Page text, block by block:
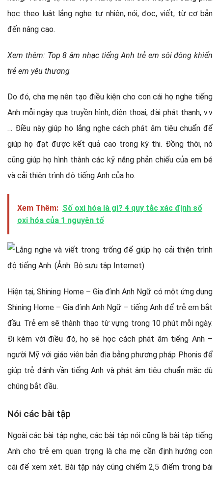
học theo luật lắng nghe tự nhiên, nói, đọc, viết, từ cơ bản
đến nâng cao.
Xem thêm: Top 8 âm nhạc tiếng Anh trẻ em sôi động khiến
trẻ em yêu thương
Do đó, cha mẹ nên tạo điều kiện cho con cái họ nghe tiếng
Anh mỗi ngày qua truyền hình, điện thoại, đài phát thanh, v.v
… Điều này giúp họ lắng nghe cách phát âm tiêu chuẩn để
giúp họ đạt được kết quả cao trong kỳ thi. Đồng thời, nó
cũng giúp họ hình thành các kỹ năng phản chiếu của em bé
và cải thiện trình độ tiếng Anh của họ.
Xem Thêm: Số oxi hóa là gì? 4 quy tắc xác định số
oxi hóa của 1 nguyên tố
Hiện tại, Shining Home – Gia đình Anh Ngữ có một ứng dụng
Shining Home – Gia đình Anh Ngữ – tiếng Anh để trẻ em bắt
đầu. Trẻ em sẽ thành thạo từ vựng trong 10 phút mỗi ngày.
Đi kèm với điều đó, họ sẽ học cách phát âm tiếng Anh –
người Mỹ với giáo viên bản địa bằng phương pháp Phonis để
giúp trẻ đánh vần tiếng Anh và phát âm tiêu chuẩn mặc dù
chúng bắt đầu.
Nói các bài tập
Ngoài các bài tập nghe, các bài tập nói cũng là bài tập tiếng
Anh cho trẻ em quan trọng là cha mẹ cần định hướng con
cái để xem xét. Bài tập này cũng chiếm 2,5 điểm trong bài